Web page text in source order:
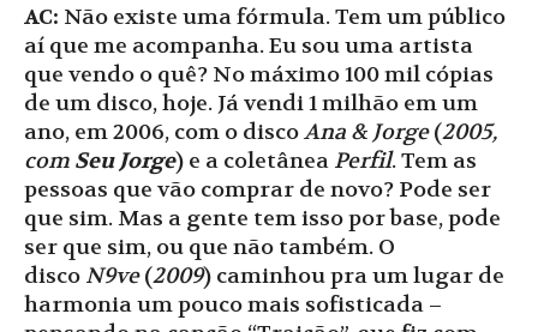
AC: Não existe uma fórmula. Tem um público
aí que me acompanha. Eu sou uma artista
que vendo o quê? No máximo 100 mil cópias
de um disco, hoje. Já vendi 1 milhão em um
ano, em 2006, com o discoAna & Jorge(2005,
com Seu Jorge) e a coletânea Perfil. Tem as
pessoas que vão comprar de novo? Pode ser
que sim. Mas a gente tem isso por base, pode
ser que sim, ou que não também. O
disco N9ve(2009) caminhou pra um lugar de
harmonia um pouco mais sofisticada –